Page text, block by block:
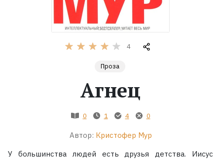
4
Проза
Агнец
0 1 4 0
Автор: Кристофер Мур
У большинства людей есть друзья детства. Иисус